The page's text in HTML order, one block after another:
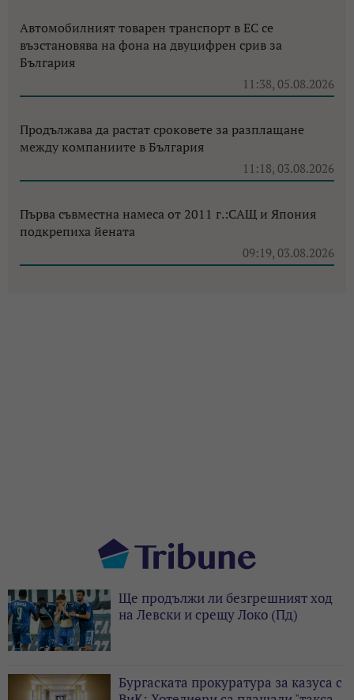
Автомобилният товарен транспорт в ЕС се
възстановява на фона на двуцифрен срив за
България
11:38, 05.08.2026
Продължава да растат сроковете за разплащане
между компаниите в България
11:18, 03.08.2026
Първа съвместна намеса от 2011 г.:САЩ и Япония
подкрепиха йената
09:19, 03.08.2026
Ще продължи ли безгрешният ход
на Левски и срещу Локо (Пд)
Бургаската прокуратура за казуса с